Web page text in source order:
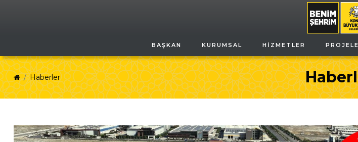
BAŞKAN KURUMSAL HIZMETLER
Haberler